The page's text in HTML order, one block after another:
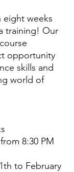
eight weeks
training! Our
opportunity
skills and
world of
8:30 PM
to February